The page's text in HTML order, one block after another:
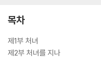
목차
제1부 처녀
제2부 처녀를 지나